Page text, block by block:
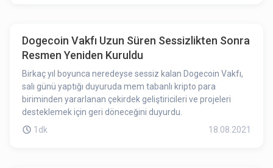
Dogecoin Vakfı Uzun Süren Sessizlikten Sonra
Resmen Yeniden Kuruldu
Birkaç yıl boyunca neredeyse sessiz kalan Dogecoin Vakfı,
salı günü yaptığı duyuruda mem tabanlı kripto para
biriminden yararlanan çekirdek geliştiricileri ve projeleri
desteklemek için geri döneceğini duyurdu.
1dk
18.08.2021